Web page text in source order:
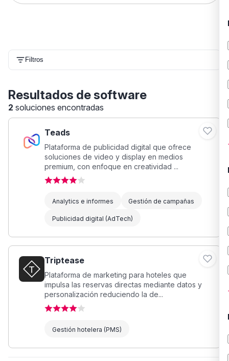
Filtros
Resultados de software
2 soluciones encontradas
Teads
Plataforma de publicidad digital que ofrece
soluciones de video y display en medios
premium, con enfoque en creatividad ...
Analytics e informes Gestión de campañas
Publicidad digital (AdTech)
Triptease
Plataforma de marketing para hoteles que
impulsa las reservas directas mediante datos y
personalización reduciendo la de...
Gestión hotelera (PMS)